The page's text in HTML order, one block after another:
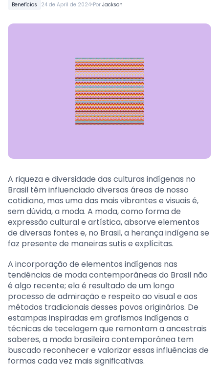
Benefícios 24 de April de 2024•Por Jackson
A riqueza e diversidade das culturas indígenas no
Brasil têm influenciado diversas áreas de nosso
cotidiano, mas uma das mais vibrantes e visuais é,
sem dúvida, a moda. A moda, como forma de
expressão cultural e artística, absorve elementos
de diversas fontes e, no Brasil, a herança indígena se
faz presente de maneiras sutis e explícitas.
A incorporação de elementos indígenas nas
tendências de moda contemporâneas do Brasil não
é algo recente; ela é resultado de um longo
processo de admiração e respeito ao visual e aos
métodos tradicionais desses povos originários. De
estampas inspiradas em grafismos indígenas a
técnicas de tecelagem que remontam a ancestrais
saberes, a moda brasileira contemporânea tem
buscado reconhecer e valorizar essas influências de
formas cada vez mais significativas.